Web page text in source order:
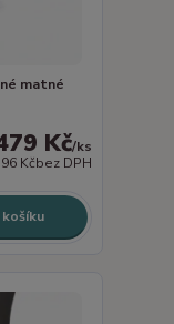
matné
Kč/ks
Kčbez DPH